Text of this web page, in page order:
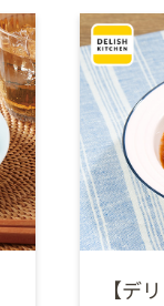
【デ